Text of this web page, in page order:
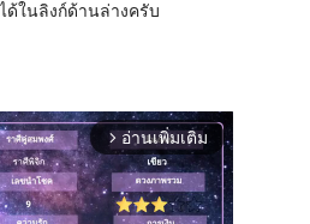
ด้ในลิงก์ด้านล่างครับ
arrow_forward_ios อ่านเพิ่มเติม